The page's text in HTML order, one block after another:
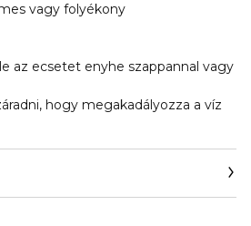
vagy folyékony
az ecsetet enyhe szappannal vagy
hogy megakadályozza a víz